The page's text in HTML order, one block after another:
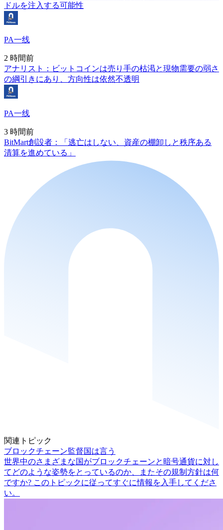
ドルを注入する可能性
PA一线
2 時間前
アナリスト：ビットコインは売り手の枯渇と現物需要の弱さ
の綱引きにあり、方向性は依然不透明
PA一线
3 時間前
BitMart創設者：「逃亡はしない、資産の棚卸しと秩序ある
清算を進めている」
関連トピック
ブロックチェーン監督国は言う
世界中のさまざまな国がブロックチェーンと暗号通貨に対し
てどのような姿勢をとっているのか、またその規制方針は何
ですか? このトピックに従ってすぐに情報を入手してくださ
い。